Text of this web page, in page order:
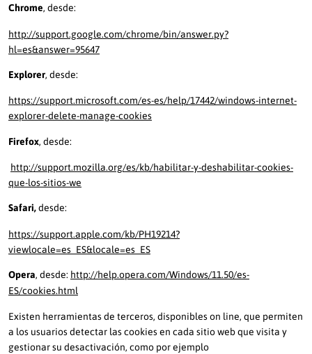
Chrome, desde:
http://support.google.com/chrome/bin/answer.py?
hl=es&answer=95647
Explorer, desde:
https://support.microsoft.com/es-es/help/17442/windows-internet-
explorer-delete-manage-cookies
Firefox, desde:
http://support.mozilla.org/es/kb/habilitar-y-deshabilitar-cookies-
que-los-sitios-we
Safari,desde:
https://support.apple.com/kb/PH19214?
viewlocale=es_ES&locale=es_ES
Opera, desde: http://help.opera.com/Windows/11.50/es-
ES/cookies.html
Existen herramientas de terceros, disponibles on line, que permiten
a los usuarios detectar las cookies en cada sitio web que visita y
gestionar su desactivación, como por ejemplo